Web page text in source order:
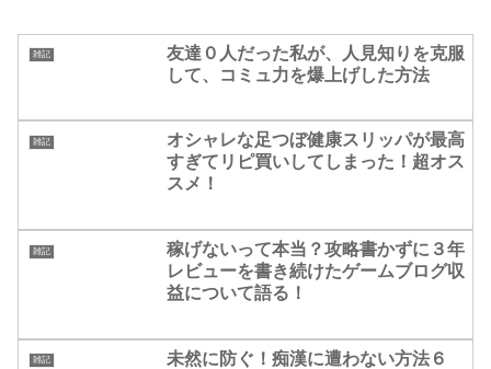
雑記
友達０人だった私が、人見知りを克服
して、コミュ力を爆上げした方法
雑記
オシャレな足つぼ健康スリッパが最高
すぎてリピ買いしてしまった！超オス
スメ！
雑記
稼げないって本当？攻略書かずに３年
レビューを書き続けたゲームブログ収
益について語る！
雑記
未然に防ぐ！痴漢に遭わない方法６